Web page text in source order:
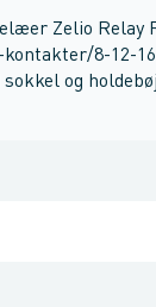
Zelio Relay
kontakter/8-12-
og